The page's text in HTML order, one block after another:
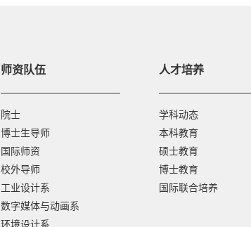
师资队伍
院士
博士生导师
国际师资
校外导师
工业设计系
数字媒体与动画系
环境设计系
人才培养
学科动态
本科教育
硕士教育
博士教育
国际联合培养